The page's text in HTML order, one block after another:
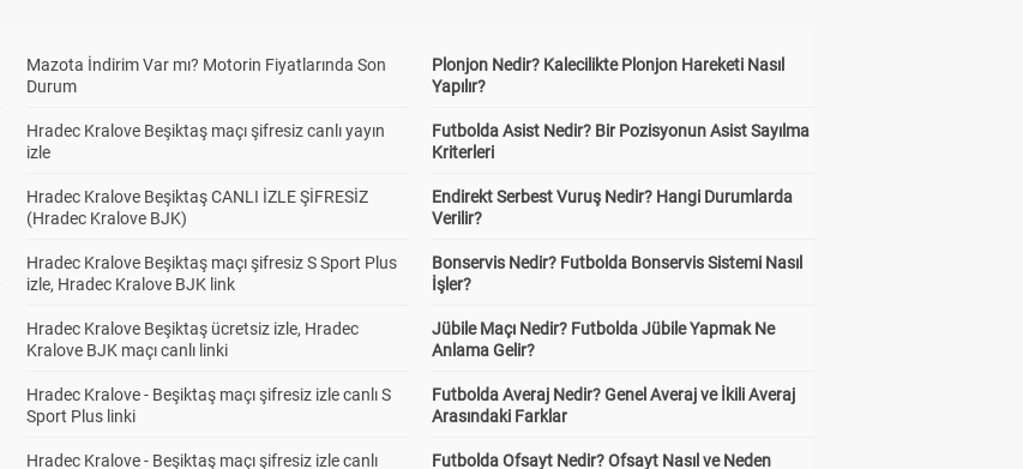
Mazota İndirim Var mı? Motorin Fiyatlarında Son
Durum
Hradec Kralove Beşiktaş maçı şifresiz canlı yayın
izle
Hradec Kralove Beşiktaş CANLI İZLE ŞİFRESİZ
(Hradec Kralove BJK)
Hradec Kralove Beşiktaş maçı şifresiz S Sport Plus
izle, Hradec Kralove BJK link
Hradec Kralove Beşiktaş ücretsiz izle, Hradec
Kralove BJK maçı canlı linki
Hradec Kralove - Beşiktaş maçı şifresiz izle canlı S
Sport Plus linki
Hradec Kralove - Beşiktaş maçı şifresiz izle canlı
Plonjon Nedir? Kalecilikte Plonjon Hareketi Nasıl
Yapılır?
Futbolda Asist Nedir? Bir Pozisyonun Asist Sayılma
Kriterleri
Endirekt Serbest Vuruş Nedir? Hangi Durumlarda
Verilir?
Bonservis Nedir? Futbolda Bonservis Sistemi Nasıl
İşler?
Jübile Maçı Nedir? Futbolda Jübile Yapmak Ne
Anlama Gelir?
Futbolda Averaj Nedir? Genel Averaj ve İkili Averaj
Arasındaki Farklar
Futbolda Ofsayt Nedir? Ofsayt Nasıl ve Neden